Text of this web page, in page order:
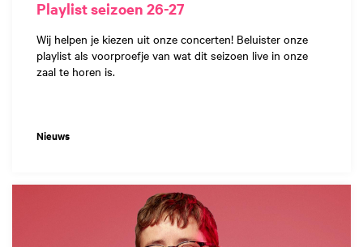
Playlist seizoen 26-27
Wij helpen je kiezen uit onze concerten! Beluister onze
playlist als voorproefje van wat dit seizoen live in onze
zaal te horen is.
Nieuws